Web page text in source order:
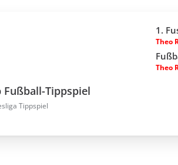
i
1.
Theo
Theo
Tippspiel
Tippspiel